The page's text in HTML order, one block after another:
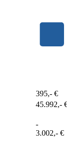
395,- €
45.992,-
-
3.002,- €